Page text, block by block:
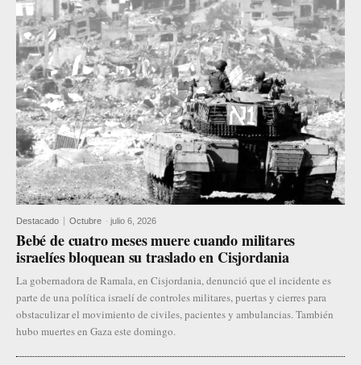
Destacado Octubre - julio 6, 2026
Bebé de cuatro meses muere cuando militares
israelíes bloquean su traslado en Cisjordania
La gobernadora de Ramala, en Cisjordania, denunció que el incidente es
parte de una política israelí de controles militares, puertas y cierres para
obstaculizar el movimiento de civiles, pacientes y ambulancias. También
hubo muertes en Gaza este domingo.